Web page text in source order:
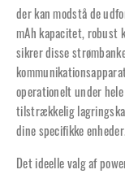
der kan modstå de
mAh kapacitet, robust
sikrer disse
operationelt under
tilstrækkelig
dine specifikke
Det ideelle valg af